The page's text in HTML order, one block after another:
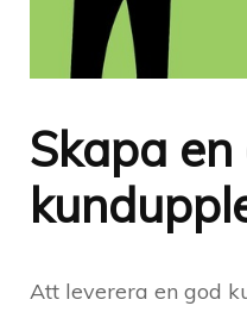
Skapa
Att leverera en god